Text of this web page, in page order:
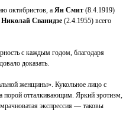
октябристов, а Ян Смит (8.4.1919)
Николай Сванидзе (2.4.1955) всего
с каждым годом, благодаря
доказать.
женщины». Кукольное лицо с
порой отталкивающим. Яркий эротизм,
экспрессия — таковы